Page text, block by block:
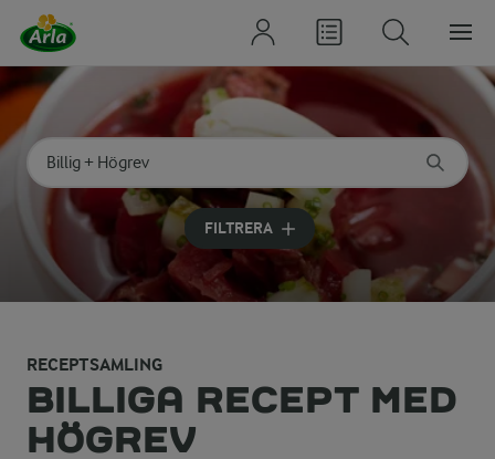
Sök på kategori eller ingrediens
Skriv in sökord för att få förslag
FILTRERA
RECEPTSAMLING
BILLIGA RECEPT MED
HÖGREV